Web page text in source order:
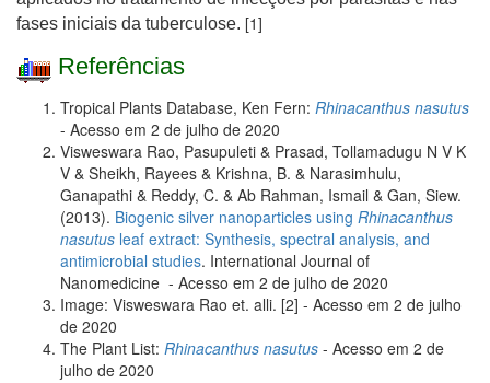
fases iniciais da tuberculose. [1]
Referências
Tropical Plants Database, Ken Fern: Rhinacanthus nasutus
- Acesso em 2 de julho de 2020
Visweswara Rao, Pasupuleti & Prasad, Tollamadugu N V K
V & Sheikh, Rayees & Krishna, B. & Narasimhulu,
Ganapathi & Reddy, C. & Ab Rahman, Ismail & Gan, Siew.
(2013). Biogenic silver nanoparticles using Rhinacanthus
nasutus leaf extract: Synthesis, spectral analysis, and
antimicrobial studies. International Journal of
Nanomedicine - Acesso em 2 de julho de 2020
Image: Visweswara Rao et. alli. [2] - Acesso em 2 de julho
de 2020
The Plant List: Rhinacanthus nasutus - Acesso em 2 de
julho de 2020